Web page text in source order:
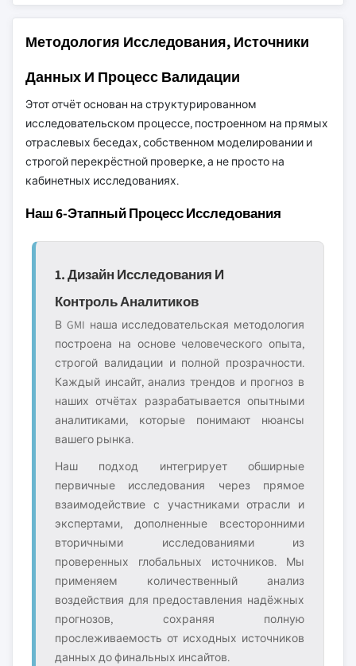
Методология Исследования, Источники
Данных И Процесс Валидации
Этот отчёт основан на структурированном
исследовательском процессе, построенном на прямых
отраслевых беседах, собственном моделировании и
строгой перекрёстной проверке, а не просто на
кабинетных исследованиях.
Наш 6-Этапный Процесс Исследования
1. Дизайн Исследования И
Контроль Аналитиков
В GMI наша исследовательская методология
построена на основе человеческого опыта,
строгой валидации и полной прозрачности.
Каждый инсайт, анализ трендов и прогноз в
наших отчётах разрабатывается опытными
аналитиками, которые понимают нюансы
вашего рынка.
Наш подход интегрирует обширные
первичные исследования через прямое
взаимодействие с участниками отрасли и
экспертами, дополненные всесторонними
вторичными исследованиями из
проверенных глобальных источников. Мы
применяем количественный анализ
воздействия для предоставления надёжных
прогнозов, сохраняя полную
прослеживаемость от исходных источников
данных до финальных инсайтов.